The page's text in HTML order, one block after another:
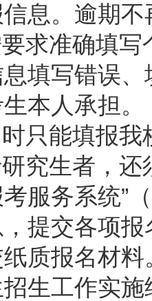
息。逾期
求准确填
填写错误
本人承担。
只能填报我
究生者，还
服务系统”
提交各项
质报名材
生工作实